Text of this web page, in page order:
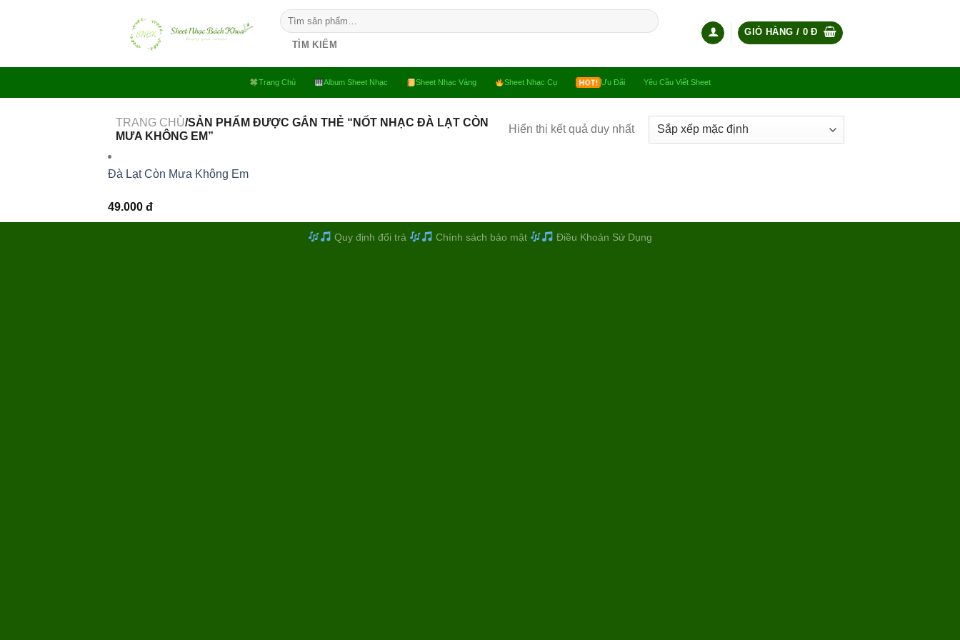
Tìm
kiếm:
TÌM KIẾM
GIỎ HÀNG / 0Đ
Trang Chủ Album Sheet Nhạc Sheet Nhạc Vàng Sheet Nhạc Cụ Ưu Đãi Yêu Cầu Viết Sheet
TRANG CHỦ/SẢN PHẨM ĐƯỢC GẮN THẺ “NỐT NHẠC ĐÀ LẠT CÒN
MƯA KHÔNG EM”
Hiển thị kết quả duy nhất
Đà Lạt Còn Mưa Không Em
49.000 đ
Quy định đổi trả Chính sách bảo mật Điều Khoản Sử Dụng